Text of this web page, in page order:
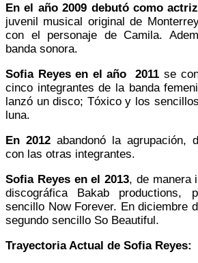
En el año 2009 debutó como actriz
juvenil musical original de
con el personaje de Camila.
banda sonora.
Sofia Reyes en el año 2011 se
cinco integrantes de la banda
lanzó un disco; Tóxico y los
luna.
En 2012 abandonó la agrupación,
con las otras integrantes.
Sofia Reyes en el 2013, de manera
discográfica Bakab productions,
sencillo Now Forever. En diciembre
segundo sencillo So Beautiful.
Trayectoria Actual de Sofia Reyes: